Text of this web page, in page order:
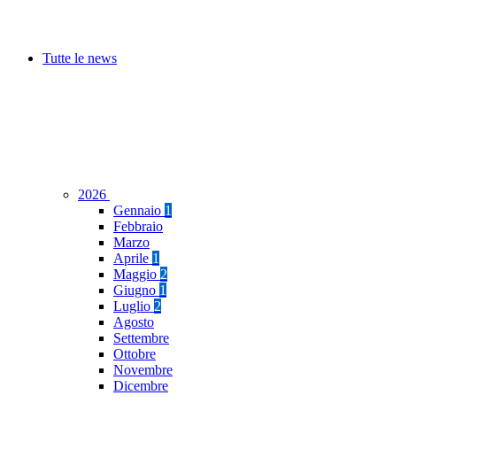
Tutte le news
2026
Gennaio 1
Febbraio
Marzo
Aprile 1
Maggio 2
Giugno 1
Luglio 2
Agosto
Settembre
Ottobre
Novembre
Dicembre